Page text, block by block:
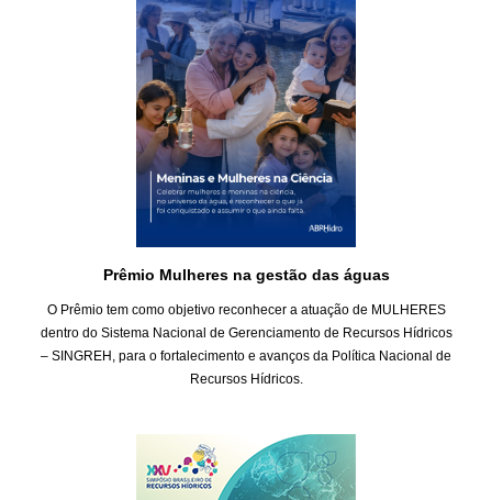
Prêmio Mulheres na gestão das águas
O Prêmio tem como objetivo reconhecer a atuação de MULHERES
dentro do Sistema Nacional de Gerenciamento de Recursos Hídricos
– SINGREH, para o fortalecimento e avanços da Política Nacional de
Recursos Hídricos.